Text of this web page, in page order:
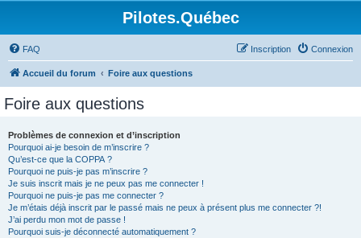
Pilotes.Québec
FAQ Connexion
Inscription
Accueil du forum Foire aux questions
Foire aux questions
Problèmes de connexion et d’inscription
Pourquoi ai-je besoin de m’inscrire ?
Qu’est-ce que la COPPA ?
Pourquoi ne puis-je pas m’inscrire ?
Je suis inscrit mais je ne peux pas me connecter !
Pourquoi ne puis-je pas me connecter ?
Je m’étais déjà inscrit par le passé mais ne peux à présent plus me connecter ?!
J’ai perdu mon mot de passe !
Pourquoi suis-je déconnecté automatiquement ?